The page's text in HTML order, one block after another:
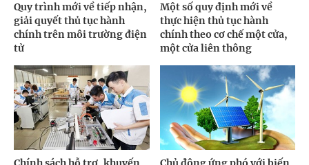
Quy trình mới về tiếp nhận,
giải quyết thủ tục hành
chính trên môi trường điện
tử
Một số quy định mới về
thực hiện thủ tục hành
chính theo cơ chế một cửa,
một cửa liên thông